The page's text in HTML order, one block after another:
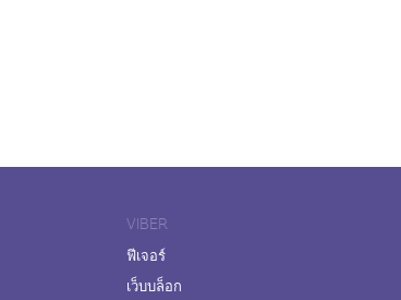
VIBER
ฟีเจอร์
เว็บบล็อก